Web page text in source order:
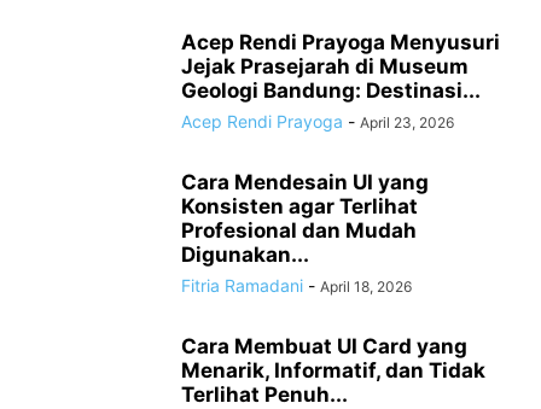
Acep Rendi Prayoga Menyusuri
Jejak Prasejarah di Museum
Geologi Bandung: Destinasi...
Acep Rendi Prayoga - April 23, 2026
Cara Mendesain UI yang
Konsisten agar Terlihat
Profesional dan Mudah
Digunakan...
Fitria Ramadani - April 18, 2026
Cara Membuat UI Card yang
Menarik, Informatif, dan Tidak
Terlihat Penuh...